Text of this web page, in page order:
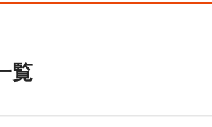
覧